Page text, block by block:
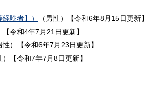
験者】）
（男性）【令和6年8月15日更新】
【令和4年7月21日更新】
性）【令和6年7月23日更新】
）【令和7年7月8日更新】